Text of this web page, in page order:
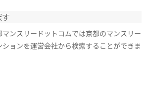
マンスリードットコムでは京都のマンスリー
ションを運営会社から検索することができま